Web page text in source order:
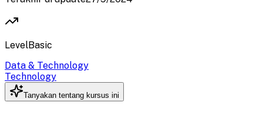
LevelBasic
Data & Technology
Technology
Tanyakan tentang kursus ini